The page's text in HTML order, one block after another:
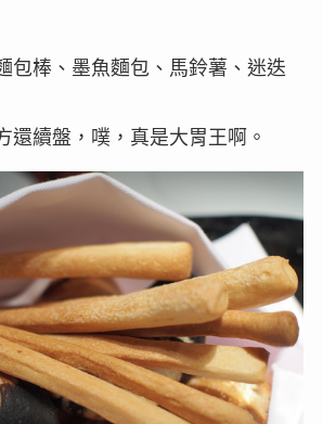
包棒、墨魚麵包、馬鈴薯、迷迭
還續盤，噗，真是大胃王啊。